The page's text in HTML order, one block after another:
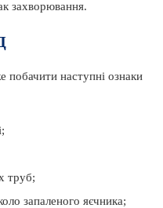
захворювання.
побачити наступні ознаки
труб;
запаленого яєчника;